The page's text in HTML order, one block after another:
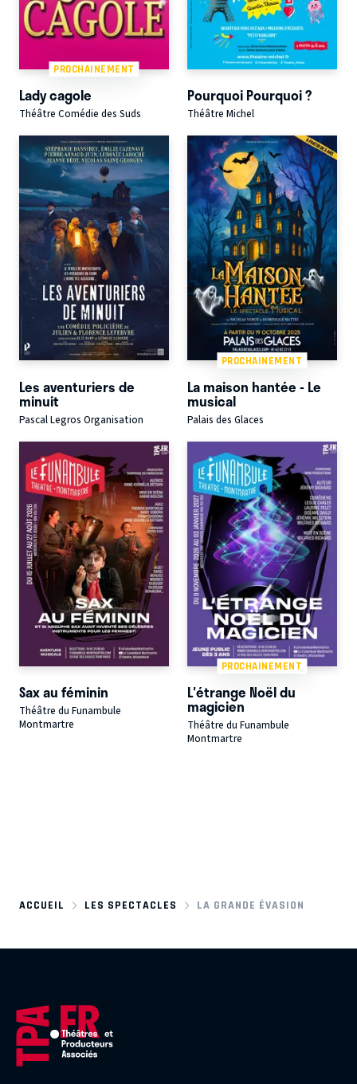
PROCHAINEMENT
Lady cagole
Théâtre Comédie des Suds
Pourquoi Pourquoi ?
Théâtre Michel
Les aventuriers de
minuit
Pascal Legros Organisation
PROCHAINEMENT
La maison hantée - Le
musical
Palais des Glaces
Sax au féminin
Théâtre du Funambule
Montmartre
PROCHAINEMENT
L'étrange Noël du
magicien
Théâtre du Funambule
Montmartre
ACCUEIL LES SPECTACLES LA GRANDE ÉVASION